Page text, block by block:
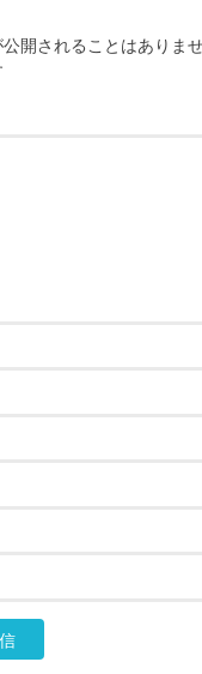
開されることはありませ